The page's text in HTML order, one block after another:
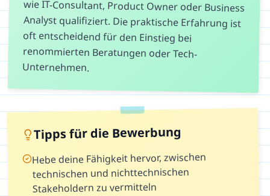
Unternehmen.
Tipps für die Bewerbung
Hebe deine Fähigkeit hervor, zwischen
technischen und nichttechnischen
Stakeholdern zu vermitteln